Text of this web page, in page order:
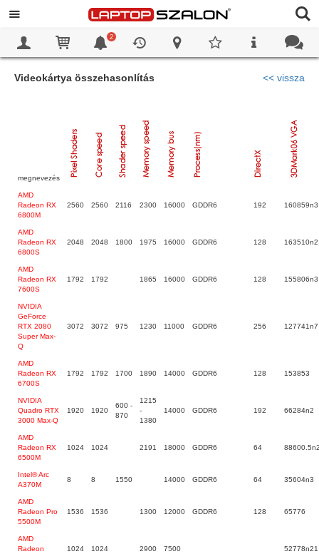
2
<< vissza
Videokártya összehasonlítás
megnevezés
AMD
Radeon RX
6800M
2560 2560 2116 2300 16000 GDDR6 192 160859n3
AMD
Radeon RX
6800S
2048 2048 1800 1975 16000 GDDR6 128 163510n2
AMD
Radeon RX
7600S
1792 1792 1865 16000 GDDR6 128 155806n3
NVIDIA
GeForce
RTX 2080
Super Max-
Q
3072 3072 975 1230 11000 GDDR6 256 127741n7
AMD
Radeon RX
6700S
1792 1792 1700 1890 14000 GDDR6 128 153853
NVIDIA
Quadro RTX
3000 Max-Q
1920 1920
600 -
870
1215
-
1380
14000 GDDR6 192 66284n2
AMD
Radeon RX
6500M
1024 1024 2191 18000 GDDR6 64
Intel® Arc
A370M
8 8 1550 14000 GDDR6 64 35604n3
AMD
Radeon Pro
5500M
1536 1536 1300 12000 GDDR6 128 65776
AMD
Radeon
1024 1024 2900 7500 52778n21